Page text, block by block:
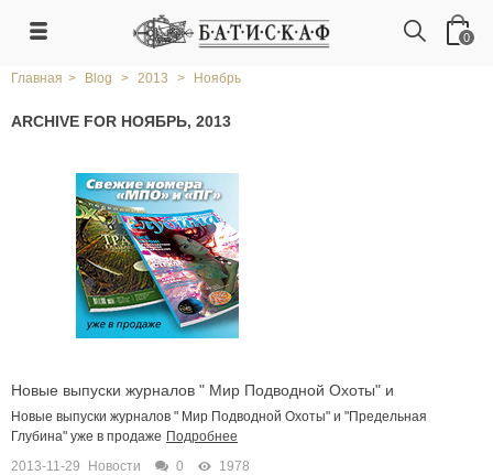
0
Главная > Blog > 2013 > Ноябрь
ARCHIVE FOR НОЯБРЬ, 2013
Новые выпуски журналов " Мир Подводной Охоты" и
"Предельная Глубина"
Новые выпуски журналов " Мир Подводной Охоты" и "Предельная
Глубина" уже в продаже Подробнее
2013-11-29
Новости 0 1978